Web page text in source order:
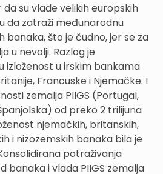
su vlade velikih europskih
da zatraži međunarodnu
banaka, što je čudno, jer se za
u nevolji. Razlog je
izloženost u irskim bankama
Francuske i Njemačke. I
zemalja PIIGS (Portugal,
od preko 2 trilijuna
njemačkih, britanskih,
i nizozemskih banaka bila je
potraživanja
banaka i vlada PIIGS zemalja